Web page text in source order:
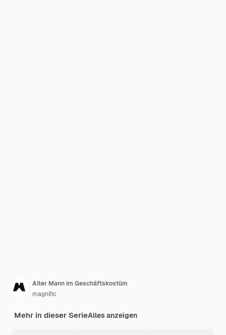
Alter Mann im Geschäftskostüm
magnific
Mehr in dieser SerieAlles anzeigen